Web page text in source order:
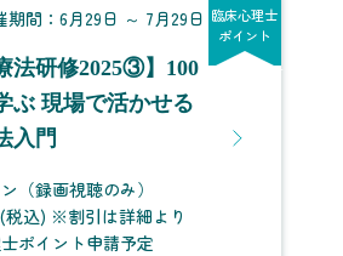
臨床心理士
ポイント
期間：6月29日 ～ 7月29日
法研修2025③】100
ぶ 現場で活かせる
入門
（録画視聴のみ）
税込) ※割引は詳細より
ポイント申請予定